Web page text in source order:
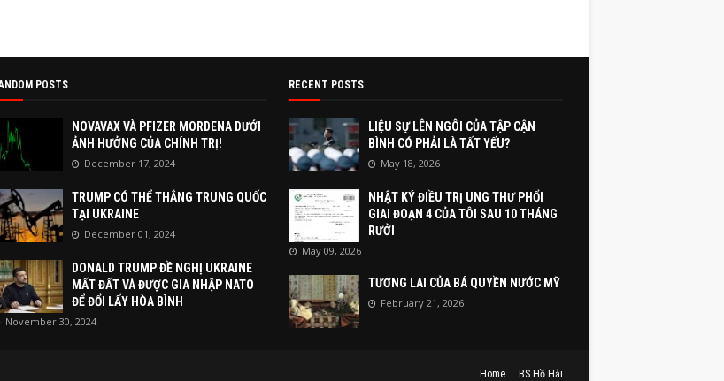
POSTS
NOVAVAX VÀ PFIZER MORDENA DƯỚI
ẢNH HƯỞNG CỦA CHÍNH TRỊ!
December 17, 2024
TRUMP CÓ THỂ THẮNG TRUNG QUỐC
TẠI UKRAINE
December 01, 2024
DONALD TRUMP ĐỀ NGHỊ UKRAINE
MẤT ĐẤT VÀ ĐƯỢC GIA NHẬP NATO
ĐỂ ĐỔI LẤY HÒA BÌNH
November 30, 2024
RECENT POSTS
LIỆU SỰ LÊN NGÔI CỦA TẬP CẬN
BÌNH CÓ PHẢI LÀ TẤT YẾU?
May 18, 2026
NHẬT KÝ ĐIỀU TRỊ UNG THƯ PHỔI
GIAI ĐOẠN 4 CỦA TÔI SAU 10 THÁNG
RƯỞI
May 09, 2026
TƯƠNG LAI CỦA BÁ QUYỀN NƯỚC MỸ
February 21, 2026
Home BS Hồ Hải